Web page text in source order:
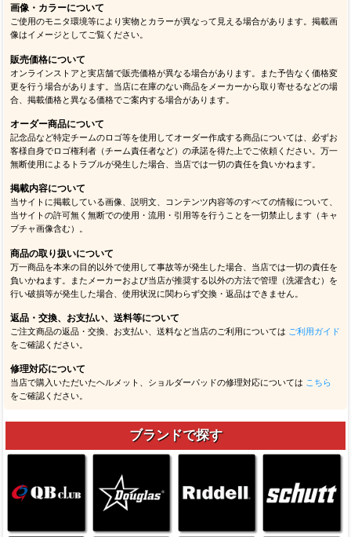
画像・カラーについて
ご使用のモニタ環境等により実物とカラーが異なって見える場合があります。掲載画
像はイメージとしてご覧ください。
販売価格について
オンラインストアと実店舗で販売価格が異なる場合があります。また予告なく価格変
更を行う場合があります。当店に在庫のない商品をメーカーから取り寄せるなどの場
合、掲載価格と異なる価格でご案内する場合があります。
オーダー商品について
記念品など特定チームのロゴ等を使用してオーダー作成する商品については、必ずお
客様自身でロゴ権利者（チーム責任者など）の承諾を得た上でご依頼ください。万一
無断使用によるトラブルが発生した場合、当店では一切の責任を負いかねます。
掲載内容について
当サイトに掲載している画像、説明文、コンテンツ内容等のすべての情報について、
当サイトの許可無く無断での使用・流用・引用等を行うことを一切禁止します（キャ
プチャ画像含む）。
商品の取り扱いについて
万一商品を本来の目的以外で使用して事故等が発生した場合、当店では一切の責任を
負いかねます。またメーカーおよび当店が推奨する以外の方法で管理（洗濯含む）を
行い破損等が発生した場合、使用状況に関わらず交換・返品はできません。
返品・交換、お支払い、送料等について
ご注文商品の返品・交換、お支払い、送料など当店のご利用については ご利用ガイド
をご確認ください。
修理対応について
当店で購入いただいたヘルメット、ショルダーパッドの修理対応については こちら
をご確認ください。
ブランドで探す